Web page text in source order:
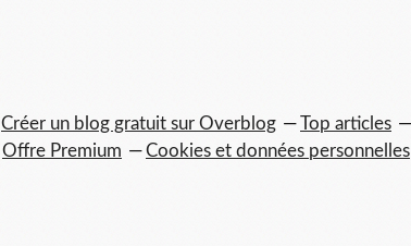
Créer un blog gratuit sur Overblog Top articles
Offre Premium
Cookies et données personnelles